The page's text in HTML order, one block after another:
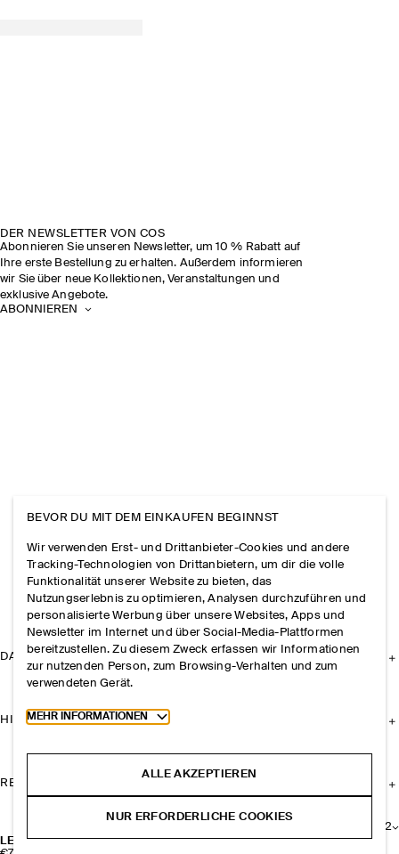
LEDERHANDSCHUHE MIT KASCHMIRFUTTER UND STEPPNÄHTEN
2
DER NEWSLETTER VON COS
Abonnieren Sie unseren Newsletter, um 10 % Rabatt auf
Ihre erste Bestellung zu erhalten. Außerdem informieren
wir Sie über neue Kollektionen, Veranstaltungen und
exklusive Angebote.
ABONNIEREN
DAS UNTERNEHMEN
HILFE
RECHTLICHES
BEVOR DU MIT DEM EINKAUFEN BEGINNST
Wir verwenden Erst- und Drittanbieter-Cookies und andere
Tracking-Technologien von Drittanbietern, um dir die volle
Funktionalität unserer Website zu bieten, das
Nutzungserlebnis zu optimieren, Analysen durchzuführen und
personalisierte Werbung über unsere Websites, Apps und
Newsletter im Internet und über Social-Media-Plattformen
bereitzustellen. Zu diesem Zweck erfassen wir Informationen
zur nutzenden Person, zum Browsing-Verhalten und zum
verwendeten Gerät.
Toggle more cookie information
MEHR INFORMATIONEN
ALLE AKZEPTIEREN
NUR ERFORDERLICHE COOKIES